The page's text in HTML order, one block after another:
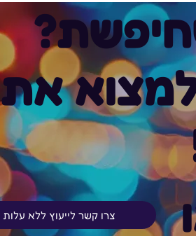
את
צרו קשר לייעוץ ללא עלות